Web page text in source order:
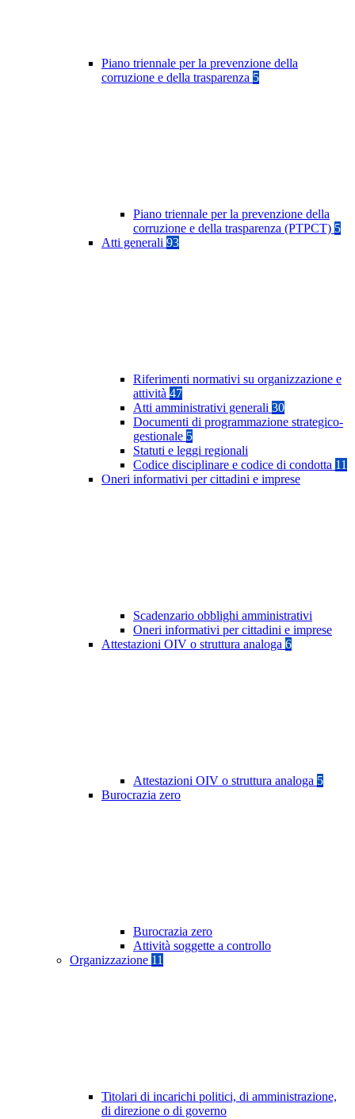
Piano triennale per la prevenzione della
corruzione e della trasparenza 5
Piano triennale per la prevenzione della
corruzione e della trasparenza (PTPCT) 5
Atti generali 93
Riferimenti normativi su organizzazione e
attività 47
Atti amministrativi generali 30
Documenti di programmazione strategico-
gestionale 5
Statuti e leggi regionali
Codice disciplinare e codice di condotta 11
Oneri informativi per cittadini e imprese
Scadenzario obblighi amministrativi
Oneri informativi per cittadini e imprese
Attestazioni OIV o struttura analoga 6
Attestazioni OIV o struttura analoga 5
Burocrazia zero
Burocrazia zero
Attività soggette a controllo
Organizzazione 11
Titolari di incarichi politici, di amministrazione,
di direzione o di governo